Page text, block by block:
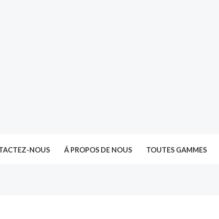
NOUS Á PROPOS DE NOUS TOUTES GAMMES